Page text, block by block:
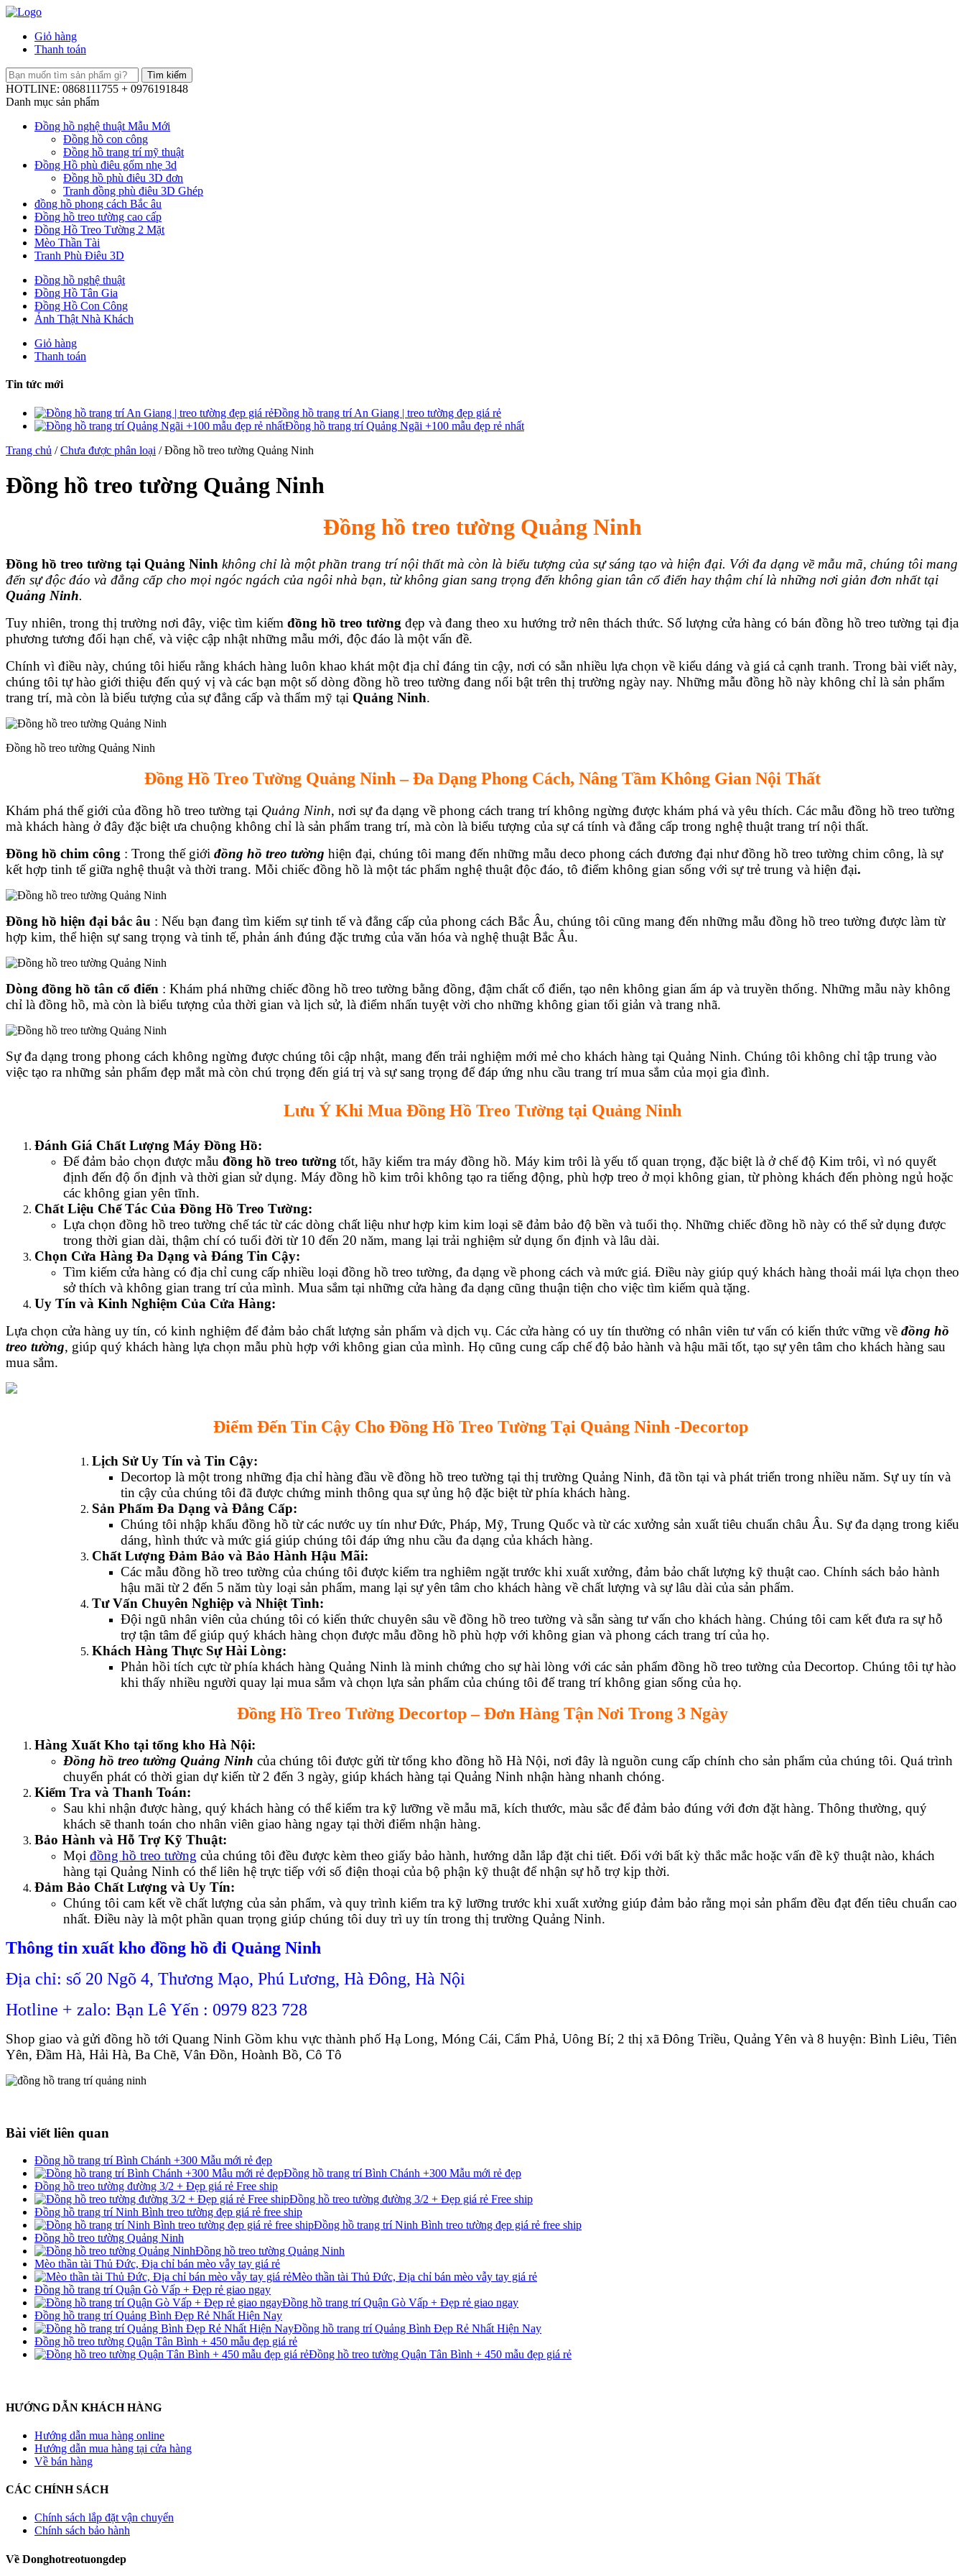
Giỏ hàng
Thanh toán
HOTLINE: 0868111755 + 0976191848
Danh mục sản phẩm
Đồng hồ nghệ thuật Mẫu Mới
Đồng hồ con công
Đồng hồ trang trí mỹ thuật
Đồng Hồ phù điêu gốm nhẹ 3d
Đồng hồ phù điêu 3D đơn
Tranh đồng phù điêu 3D Ghép
đồng hồ phong cách Bắc âu
Đồng hồ treo tường cao cấp
Đồng Hồ Treo Tường 2 Mặt
Mèo Thần Tài
Tranh Phù Điêu 3D
Đồng hồ nghệ thuật
Đồng Hồ Tân Gia
Đồng Hồ Con Công
Ảnh Thật Nhà Khách
Giỏ hàng
Thanh toán
Tin tức mới
Đồng hồ trang trí An Giang | treo tường đẹp giá rẻ
Đồng hồ trang trí Quảng Ngãi +100 mẫu đẹp rẻ nhất
Trang chủ /Chưa được phân loại / Đồng hồ treo tường Quảng Ninh
Đồng hồ treo tường Quảng Ninh
Đồng hồ treo tường Quảng Ninh
Đồng hồ treo tường tại Quảng Ninh không chỉ là một phần trang trí nội thất mà còn là biểu tượng của sự sáng tạo và hiện đại. Với đa dạng về mẫu mã, chúng tôi mang
đến sự độc đáo và đẳng cấp cho mọi ngóc ngách của ngôi nhà bạn, từ không gian sang trọng đến không gian tân cổ điển hay thậm chí là những nơi giản đơn nhất tại
Quảng Ninh.
Tuy nhiên, trong thị trường nơi đây, việc tìm kiếm đồng hồ treo tường đẹp và đang theo xu hướng trở nên thách thức. Số lượng cửa hàng có bán đồng hồ treo tường tại địa
phương tương đối hạn chế, và việc cập nhật những mẫu mới, độc đáo là một vấn đề.
Chính vì điều này, chúng tôi hiểu rằng khách hàng luôn khao khát một địa chỉ đáng tin cậy, nơi có sẵn nhiều lựa chọn về kiểu dáng và giá cả cạnh tranh. Trong bài viết này,
chúng tôi tự hào giới thiệu đến quý vị và các bạn một số dòng đồng hồ treo tường đang nổi bật trên thị trường ngày nay. Những mẫu đồng hồ này không chỉ là sản phẩm
trang trí, mà còn là biểu tượng của sự đẳng cấp và thẩm mỹ tại Quảng Ninh.
Đồng hồ treo tường Quảng Ninh
Đồng Hồ Treo Tường Quảng Ninh – Đa Dạng Phong Cách, Nâng Tầm Không Gian Nội Thất
Khám phá thế giới của đồng hồ treo tường tại Quảng Ninh, nơi sự đa dạng về phong cách trang trí không ngừng được khám phá và yêu thích. Các mẫu đồng hồ treo tường
mà khách hàng ở đây đặc biệt ưa chuộng không chỉ là sản phẩm trang trí, mà còn là biểu tượng của sự cá tính và đẳng cấp trong nghệ thuật trang trí nội thất.
Đồng hồ chim công : Trong thế giới đồng hồ treo tường hiện đại, chúng tôi mang đến những mẫu deco phong cách đương đại như đồng hồ treo tường chim công, là sự
kết hợp tinh tế giữa nghệ thuật và thời trang. Mỗi chiếc đồng hồ là một tác phẩm nghệ thuật độc đáo, tô điểm không gian sống với sự trẻ trung và hiện đại.
Đồng hồ hiện đại bắc âu : Nếu bạn đang tìm kiếm sự tinh tế và đẳng cấp của phong cách Bắc Âu, chúng tôi cũng mang đến những mẫu đồng hồ treo tường được làm từ
hợp kim, thể hiện sự sang trọng và tinh tế, phản ánh đúng đặc trưng của văn hóa và nghệ thuật Bắc Âu.
Dòng đồng hồ tân cổ điển : Khám phá những chiếc đồng hồ treo tường bằng đồng, đậm chất cổ điển, tạo nên không gian ấm áp và truyền thống. Những mẫu này không
chỉ là đồng hồ, mà còn là biểu tượng của thời gian và lịch sử, là điểm nhấn tuyệt vời cho những không gian tối giản và trang nhã.
Sự đa dạng trong phong cách không ngừng được chúng tôi cập nhật, mang đến trải nghiệm mới mẻ cho khách hàng tại Quảng Ninh. Chúng tôi không chỉ tập trung vào
việc tạo ra những sản phẩm đẹp mắt mà còn chú trọng đến giá trị và sự sang trọng để đáp ứng nhu cầu trang trí mua sắm của mọi gia đình.
Lưu Ý Khi Mua Đồng Hồ Treo Tường tại Quảng Ninh
Đánh Giá Chất Lượng Máy Đồng Hồ:
Để đảm bảo chọn được mẫu đồng hồ treo tường tốt, hãy kiểm tra máy đồng hồ. Máy kim trôi là yếu tố quan trọng, đặc biệt là ở chế độ Kim trôi, vì nó quyết
định đến độ ổn định và thời gian sử dụng. Máy đồng hồ kim trôi không tạo ra tiếng động, phù hợp treo ở mọi không gian, từ phòng khách đến phòng ngủ hoặc
các không gian yên tĩnh.
Chất Liệu Chế Tác Của Đồng Hồ Treo Tường:
Lựa chọn đồng hồ treo tường chế tác từ các dòng chất liệu như hợp kim kim loại sẽ đảm bảo độ bền và tuổi thọ. Những chiếc đồng hồ này có thể sử dụng được
trong thời gian dài, thậm chí có tuổi đời từ 10 đến 20 năm, mang lại trải nghiệm sử dụng ổn định và lâu dài.
Chọn Cửa Hàng Đa Dạng và Đáng Tin Cậy:
Tìm kiếm cửa hàng có địa chỉ cung cấp nhiều loại đồng hồ treo tường, đa dạng về phong cách và mức giá. Điều này giúp quý khách hàng thoải mái lựa chọn theo
sở thích và không gian trang trí của mình. Mua sắm tại những cửa hàng đa dạng cũng thuận tiện cho việc tìm kiếm quà tặng.
Uy Tín và Kinh Nghiệm Của Cửa Hàng:
Lựa chọn cửa hàng uy tín, có kinh nghiệm để đảm bảo chất lượng sản phẩm và dịch vụ. Các cửa hàng có uy tín thường có nhân viên tư vấn có kiến thức vững về đồng hồ
treo tường, giúp quý khách hàng lựa chọn mẫu phù hợp với không gian của mình. Họ cũng cung cấp chế độ bảo hành và hậu mãi tốt, tạo sự yên tâm cho khách hàng sau
mua sắm.
Điểm Đến Tin Cậy Cho Đồng Hồ Treo Tường Tại Quảng Ninh -Decortop
Lịch Sử Uy Tín và Tin Cậy:
Decortop là một trong những địa chỉ hàng đầu về đồng hồ treo tường tại thị trường Quảng Ninh, đã tồn tại và phát triển trong nhiều năm. Sự uy tín và
tin cậy của chúng tôi đã được chứng minh thông qua sự ủng hộ đặc biệt từ phía khách hàng.
Sản Phẩm Đa Dạng và Đẳng Cấp:
Chúng tôi nhập khẩu đồng hồ từ các nước uy tín như Đức, Pháp, Mỹ, Trung Quốc và từ các xưởng sản xuất tiêu chuẩn châu Âu. Sự đa dạng trong kiểu
dáng, hình thức và mức giá giúp chúng tôi đáp ứng nhu cầu đa dạng của khách hàng.
Chất Lượng Đảm Bảo và Bảo Hành Hậu Mãi:
Các mẫu đồng hồ treo tường của chúng tôi được kiểm tra nghiêm ngặt trước khi xuất xưởng, đảm bảo chất lượng kỹ thuật cao. Chính sách bảo hành
hậu mãi từ 2 đến 5 năm tùy loại sản phẩm, mang lại sự yên tâm cho khách hàng về chất lượng và sự lâu dài của sản phẩm.
Tư Vấn Chuyên Nghiệp và Nhiệt Tình:
Đội ngũ nhân viên của chúng tôi có kiến thức chuyên sâu về đồng hồ treo tường và sẵn sàng tư vấn cho khách hàng. Chúng tôi cam kết đưa ra sự hỗ
trợ tận tâm để giúp quý khách hàng chọn được mẫu đồng hồ phù hợp với không gian và phong cách trang trí của họ.
Khách Hàng Thực Sự Hài Lòng:
Phản hồi tích cực từ phía khách hàng Quảng Ninh là minh chứng cho sự hài lòng với các sản phẩm đồng hồ treo tường của Decortop. Chúng tôi tự hào
khi thấy nhiều người quay lại mua sắm và chọn lựa sản phẩm của chúng tôi để trang trí không gian sống của họ.
Đồng Hồ Treo Tường Decortop – Đơn Hàng Tận Nơi Trong 3 Ngày
Hàng Xuất Kho tại tổng kho Hà Nội:
Đồng hồ treo tường Quảng Ninh của chúng tôi được gửi từ tổng kho đồng hồ Hà Nội, nơi đây là nguồn cung cấp chính cho sản phẩm của chúng tôi. Quá trình
chuyển phát có thời gian dự kiến từ 2 đến 3 ngày, giúp khách hàng tại Quảng Ninh nhận hàng nhanh chóng.
Kiểm Tra và Thanh Toán:
Sau khi nhận được hàng, quý khách hàng có thể kiểm tra kỹ lưỡng về mẫu mã, kích thước, màu sắc để đảm bảo đúng với đơn đặt hàng. Thông thường, quý
khách sẽ thanh toán cho nhân viên giao hàng ngay tại thời điểm nhận hàng.
Bảo Hành và Hỗ Trợ Kỹ Thuật:
Mọi đồng hồ treo tường của chúng tôi đều được kèm theo giấy bảo hành, hướng dẫn lắp đặt chi tiết. Đối với bất kỳ thắc mắc hoặc vấn đề kỹ thuật nào, khách
hàng tại Quảng Ninh có thể liên hệ trực tiếp với số điện thoại của bộ phận kỹ thuật để nhận sự hỗ trợ kịp thời.
Đảm Bảo Chất Lượng và Uy Tín:
Chúng tôi cam kết về chất lượng của sản phẩm, và quy trình kiểm tra kỹ lưỡng trước khi xuất xưởng giúp đảm bảo rằng mọi sản phẩm đều đạt đến tiêu chuẩn cao
nhất. Điều này là một phần quan trọng giúp chúng tôi duy trì uy tín trong thị trường Quảng Ninh.
Thông tin xuất kho đồng hồ đi Quảng Ninh
Địa chỉ: số 20 Ngõ 4, Thương Mạo, Phú Lương, Hà Đông, Hà Nội
Hotline + zalo: Bạn Lê Yến : 0979 823 728
Shop giao và gửi đồng hồ tới Quang Ninh Gồm khu vực thành phố Hạ Long, Móng Cái, Cẩm Phả, Uông Bí; 2 thị xã Đông Triều, Quảng Yên và 8 huyện: Bình Liêu, Tiên
Yên, Đầm Hà, Hải Hà, Ba Chẽ, Vân Đồn, Hoành Bồ, Cô Tô
Bài viết liên quan
Đồng hồ trang trí Bình Chánh +300 Mẫu mới rẻ đẹp
Đồng hồ trang trí Bình Chánh +300 Mẫu mới rẻ đẹp
Đồng hồ treo tường đường 3/2 + Đẹp giá rẻ Free ship
Đồng hồ treo tường đường 3/2 + Đẹp giá rẻ Free ship
Đồng hồ trang trí Ninh Bình treo tường đẹp giá rẻ free ship
Đồng hồ trang trí Ninh Bình treo tường đẹp giá rẻ free ship
Đồng hồ treo tường Quảng Ninh
Đồng hồ treo tường Quảng Ninh
Mèo thần tài Thủ Đức, Địa chỉ bán mèo vẫy tay giá rẻ
Mèo thần tài Thủ Đức, Địa chỉ bán mèo vẫy tay giá rẻ
Đồng hồ trang trí Quận Gò Vấp + Đẹp rẻ giao ngay
Đồng hồ trang trí Quận Gò Vấp + Đẹp rẻ giao ngay
Đồng hồ trang trí Quảng Bình Đẹp Rẻ Nhất Hiện Nay
Đồng hồ trang trí Quảng Bình Đẹp Rẻ Nhất Hiện Nay
Đồng hồ treo tường Quận Tân Bình + 450 mẫu đẹp giá rẻ
Đồng hồ treo tường Quận Tân Bình + 450 mẫu đẹp giá rẻ
HƯỚNG DẪN KHÁCH HÀNG
Hướng dẫn mua hàng online
Hướng dẫn mua hàng tại cửa hàng
Về bán hàng
CÁC CHÍNH SÁCH
Chính sách lắp đặt vận chuyển
Chính sách bảo hành
Về Donghotreotuongdep